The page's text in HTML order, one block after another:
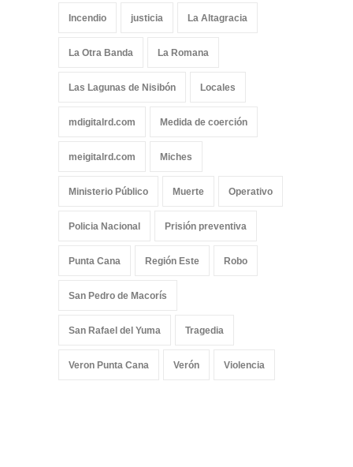
Incendio justicia La Altagracia
La Otra Banda La Romana
Las Lagunas de Nisibón Locales
mdigitalrd.com Medida de coerción
meigitalrd.com Miches
Ministerio Público Muerte Operativo
Policia Nacional Prisión preventiva
Punta Cana Región Este Robo
San Pedro de Macorís
San Rafael del Yuma Tragedia
Veron Punta Cana Verón Violencia